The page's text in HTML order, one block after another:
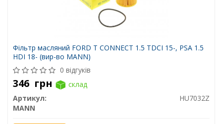
Фільтр масляний FORD T CONNECT 1.5 TDCI 15-, PSA 1.5
HDI 18- (вир-во MANN)
0 відгуків
346 грн
склад
Артикул:
HU7032Z
MANN